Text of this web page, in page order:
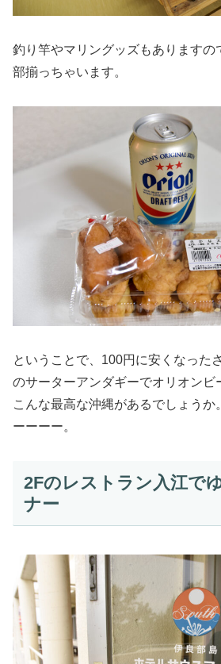
釣り竿やマリングッズもありますの
部揃っちゃいます。
ということで、100円に安くなった
のサーターアンダギーでオリオンビ
こんな最高な沖縄があるでしょうか
ーーーー。
2Fのレストラン入江で
ナー